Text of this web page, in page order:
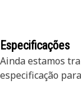
Especificações
Ainda estamos
especificação